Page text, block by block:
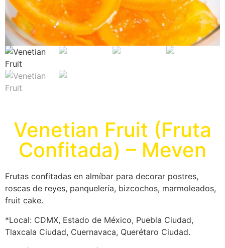
Venetian Fruit (Fruta
Confitada) – Meven
Frutas confitadas en almíbar para decorar postres,
roscas de reyes, panquelería, bizcochos, marmoleados,
fruit cake.
​*Local: CDMX, Estado de México, Puebla Ciudad,
Tlaxcala Ciudad, Cuernavaca, Querétaro Ciudad.